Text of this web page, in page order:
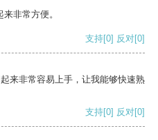
非常方便。
支持[0] 反对[0]
来非常容易上手，让我能够快速熟
支持[0] 反对[0]